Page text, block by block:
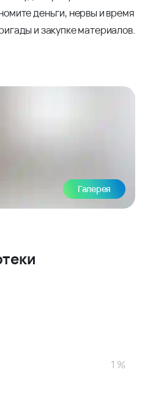
деньги, нервы и время
и закупке материалов.
Галерея